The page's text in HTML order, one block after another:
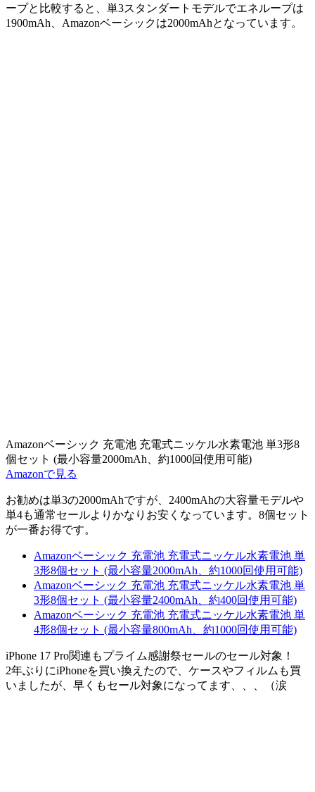
ープと比較すると、単3スタンダートモデルでエネループは
1900mAh、 Amazonベーシックは2000mAhとなっています。
Amazonベーシック 充電池 充電式ニッケル水素電池 単3形8
個セット (最小容量2000mAh、約1000回使用可能)
Amazonで見る
お勧めは単3の2000mAhですが、2400mAhの大容量モデルや
単4も通常セールよりかなりお安くなっています。8個セット
が一番お得です。
Amazonベーシック 充電池 充電式ニッケル水素電池 単
3形8個セット (最小容量2000mAh、約1000回使用可能)
Amazonベーシック 充電池 充電式ニッケル水素電池 単
3形8個セット (最小容量2400mAh、約400回使用可能)
Amazonベーシック 充電池 充電式ニッケル水素電池 単
4形8個セット (最小容量800mAh、約1000回使用可能)
iPhone 17 Pro関連もプライム感謝祭セールのセール対象！
2年ぶりにiPhoneを買い換えたので、ケースやフィルムも買
いましたが、早くもセール対象になってます、、、（涙